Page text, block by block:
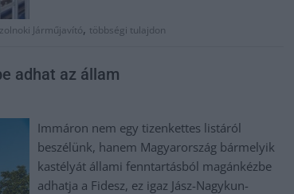
Járműjavító, többségi tulajdon
adhat az állam
Immáron nem egy tizenkettes listáról
beszélünk, hanem Magyarország bármelyik
kastélyát állami fenntartásból magánkézbe
adhatja a Fidesz, ez igaz Jász-Nagykun-